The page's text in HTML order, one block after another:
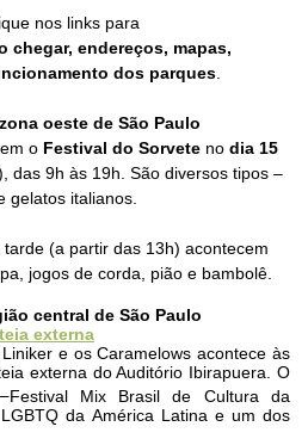
nos links para
chegar, endereços, mapas,
dos parques
oeste de São Paulo
o Festival do Sorvete no dia 15
das 9h às 19h . São diversos tipos –
gelatos italianos.
(a partir das 13h) acontecem
jogos de corda, pião e bambolê.
central de São Paulo
externa
e os Caramelows acontece às
externa do Auditório Ibirapuera. O
Festival Mix Brasil de Cultura da
da América Latina e um dos